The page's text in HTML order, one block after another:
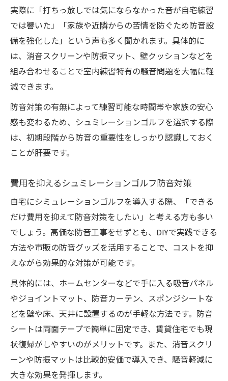
実際に「打ちっ放しでは気にならなかった音が自宅練習
では響いた」「家族や近隣からの苦情を防ぐため防音設
備を強化した」という声も多く聞かれます。具体的に
は、消音スクリーンや防振マット、壁クッションなどを
組み合わせることで室内練習特有の騒音問題を大幅に軽
減できます。
防音対策の有無によって練習可能な時間帯や家族の安心
感も変わるため、シュミレーションゴルフを選択する際
は、初期段階から防音の重要性をしっかり認識しておく
ことが肝要です。
費用を抑えるシュミレーションゴルフ防音対策
自宅にシミュレーションゴルフを導入する際、「できる
だけ費用を抑えて防音対策をしたい」と考える方も多い
でしょう。高価な防音工事をせずとも、DIYで実践できる
方法や市販の防音グッズを活用することで、コストを抑
えながら効果的な対策が可能です。
具体的には、ホームセンターなどで手に入る吸音パネル
やジョイントマット、防音カーテン、スポンジシートな
どを壁や床、天井に設置するのが手軽な方法です。防音
シートは両面テープで簡単に固定でき、賃貸住宅でも現
状復帰がしやすいのがメリットです。また、消音スクリ
ーンや防振マットは比較的安価で導入でき、騒音軽減に
大きな効果を発揮します。